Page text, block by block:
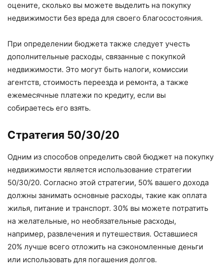
оцените, сколько вы можете выделить на покупку
недвижимости без вреда для своего благосостояния.
При определении бюджета также следует учесть
дополнительные расходы, связанные с покупкой
недвижимости. Это могут быть налоги, комиссии
агентств, стоимость переезда и ремонта, а также
ежемесячные платежи по кредиту, если вы
собираетесь его взять.
Стратегия 50/30/20
Одним из способов определить свой бюджет на покупку
недвижимости является использование стратегии
50/30/20. Согласно этой стратегии, 50% вашего дохода
должны занимать основные расходы, такие как оплата
жилья, питание и транспорт. 30% вы можете потратить
на желательные, но необязательные расходы,
например, развлечения и путешествия. Оставшиеся
20% лучше всего отложить на сэкономленные деньги
или использовать для погашения долгов.